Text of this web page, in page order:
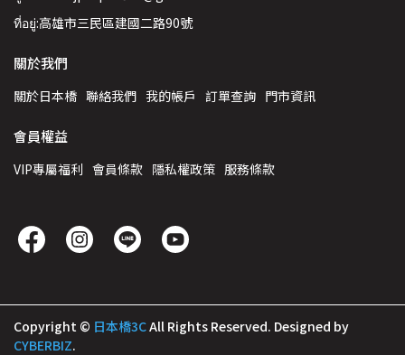
ที่อยู่:高雄市三民區建國二路90號
關於我們
關於日本橋 聯絡我們 我的帳戶 訂單查詢 門市資訊
會員權益
VIP專屬福利 會員條款 隱私權政策 服務條款
Copyright © 日本橋3CAll Rights Reserved. Designed by
CYBERBIZ.